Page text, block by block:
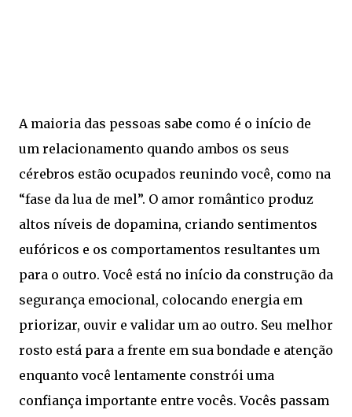
A maioria das pessoas sabe como é o início de
um relacionamento quando ambos os seus
cérebros estão ocupados reunindo você, como na
“fase da lua de mel”. O amor romântico produz
altos níveis de dopamina, criando sentimentos
eufóricos e os comportamentos resultantes um
para o outro. Você está no início da construção da
segurança emocional, colocando energia em
priorizar, ouvir e validar um ao outro. Seu melhor
rosto está para a frente em sua bondade e atenção
enquanto você lentamente constrói uma
confiança importante entre vocês. Vocês passam